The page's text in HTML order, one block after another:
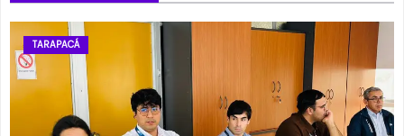
11 de agosto
Martes
12 de agosto
Miércoles
TARAPACÁ